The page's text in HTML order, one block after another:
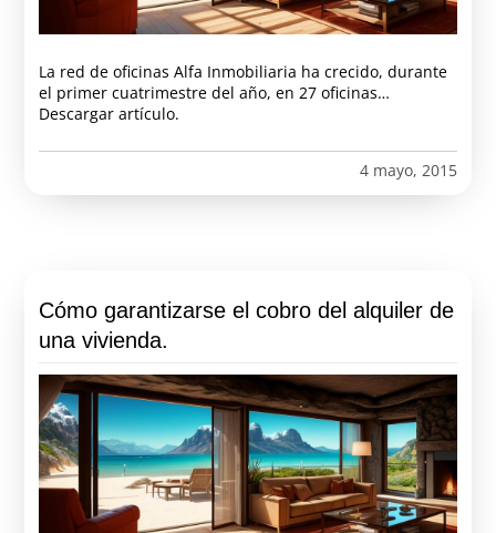
La red de oficinas Alfa Inmobiliaria ha crecido, durante
el primer cuatrimestre del año, en 27 oficinas…
Descargar artículo.
4 mayo, 2015
Cómo garantizarse el cobro del alquiler de
una vivienda.